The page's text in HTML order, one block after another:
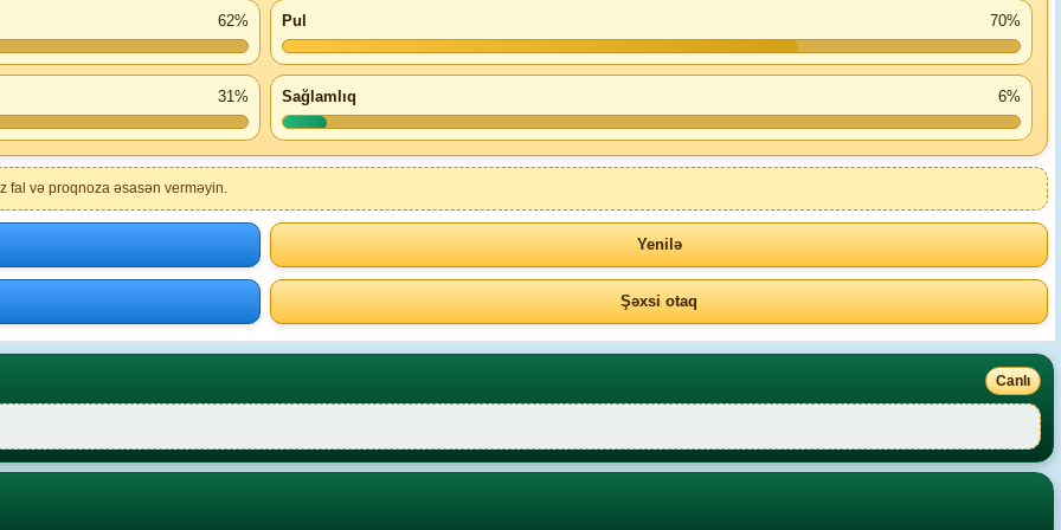
62% Pul 70%
31% Sağlamlıq 6%
fal və proqnoza əsasən verməyin.
Yenilə
Şəxsi otaq
Canlı